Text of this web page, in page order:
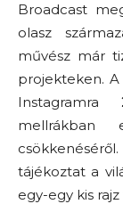
Broadcast
olasz
művész már
projekteken.
Instagramra
mellrákban
tájékoztat a
egy-egy kis